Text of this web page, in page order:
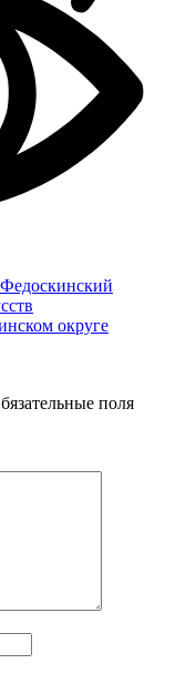
округе
поля